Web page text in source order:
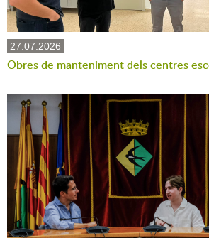
27.07.2026
Obres de manteniment dels centres